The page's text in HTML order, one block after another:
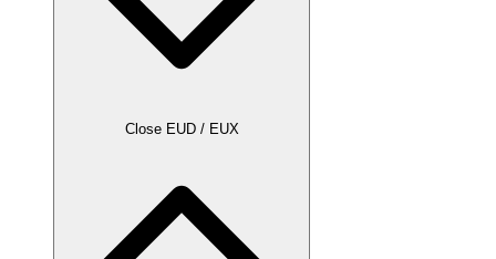
Close EUD / EUX